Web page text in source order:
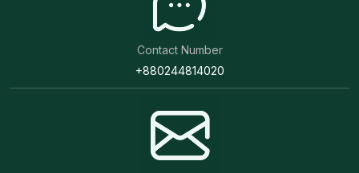
Contact Number
+880244814020